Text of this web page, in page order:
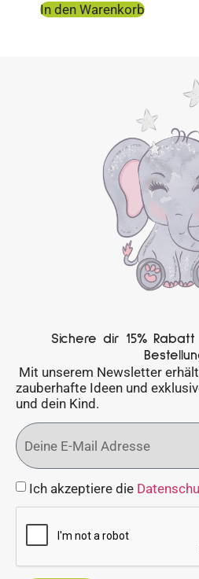
In den Warenkorb
Sichere dir 15%
Mit unserem Newsletter
zauberhafte Ideen und
und dein Kind.
Ich akzeptiere die